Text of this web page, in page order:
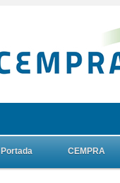
Portada CEMPRA